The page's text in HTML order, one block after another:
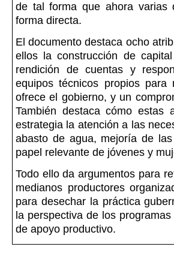
de tal forma que ahora varias
forma directa.
El documento destaca ocho
ellos la construcción de
rendición de cuentas y
equipos técnicos propios
ofrece el gobierno, y un
También destaca cómo estas
estrategia la atención a las
abasto de agua, mejoría de
papel relevante de jóvenes y
Todo ello da argumentos para
medianos productores
para desechar la práctica
la perspectiva de los
de apoyo productivo.